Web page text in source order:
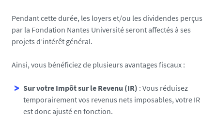
Pendant cette durée, les loyers et/ou les dividendes perçus
par la Fondation Nantes Université seront affectés à ses
projets d’intérêt général.
Ainsi, vous bénéficiez de plusieurs avantages fiscaux :
Sur votre Impôt sur le Revenu (IR) : Vous réduisez
temporairement vos revenus nets imposables, votre IR
est donc ajusté en fonction.